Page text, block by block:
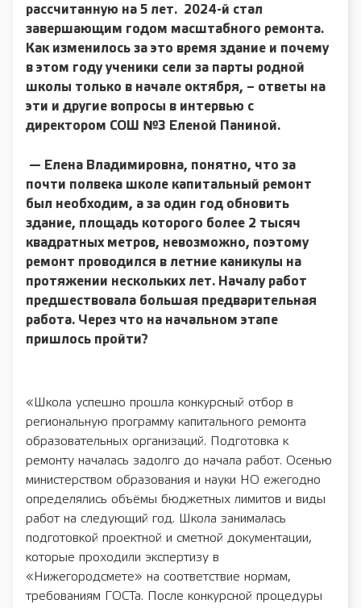
рассчитанную на 5 лет. 2024-й стал
завершающим годом масштабного ремонта.
Как изменилось за это время здание и почему
в этом году ученики сели за парты родной
школы только в начале октября, – ответы на
эти и другие вопросы в интервью с
директором СОШ №3 Еленой Паниной.
— Елена Владимировна, понятно, что за
почти полвека школе капитальный ремонт
был необходим, а за один год обновить
здание, площадь которого более 2 тысяч
квадратных метров, невозможно, поэтому
ремонт проводился в летние каникулы на
протяжении нескольких лет. Началу работ
предшествовала большая предварительная
работа. Через что на начальном этапе
пришлось пройти?
«Школа успешно прошла конкурсный отбор в
региональную программу капитального ремонта
образовательных организаций. Подготовка к
ремонту началась задолго до начала работ. Осенью
министерством образования и науки НО ежегодно
определялись объёмы бюджетных лимитов и виды
работ на следующий год. Школа занималась
подготовкой проектной и сметной документации,
которые проходили экспертизу в
«Нижегородсмете» на соответствие нормам,
требованиям ГОСТа. После конкурсной процедуры